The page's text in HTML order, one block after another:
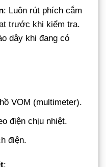
: Luôn rút phích cắm
trước khi kiểm tra.
dây khi đang có
VOM (multimeter).
điện chịu nhiệt.
điện.
: